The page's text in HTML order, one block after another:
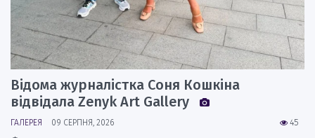
Відома журналістка Соня Кошкіна
відвідала Zenyk Art Gallery
45
ГАЛЕРЕЯ 09 СЕРПНЯ, 2026